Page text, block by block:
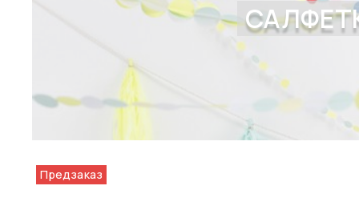
Предзаказ